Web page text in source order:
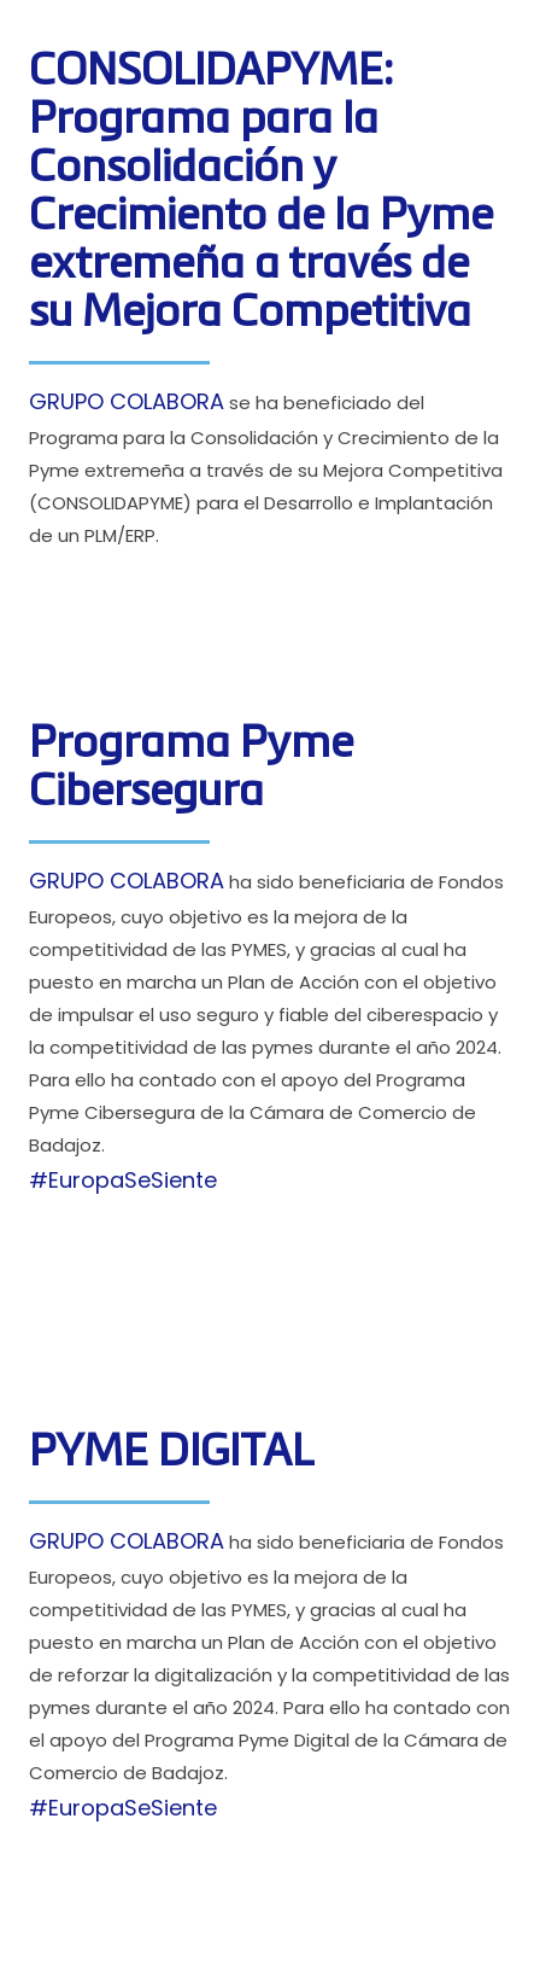
CONSOLIDAPYME:
Programa para la
Consolidación y
Crecimiento de la Pyme
extremeña a través de
su Mejora Competitiva
GRUPO COLABORAse ha beneficiado del
Programa para la Consolidación y Crecimiento de la
Pyme extremeña a través de su Mejora Competitiva
(CONSOLIDAPYME) para el Desarrollo e Implantación
de un PLM/ERP.
Programa Pyme
Cibersegura
GRUPO COLABORAha sido beneficiaria de Fondos
Europeos, cuyo objetivo es la mejora de la
competitividad de las PYMES, y gracias al cual ha
puesto en marcha un Plan de Acción con el objetivo
de impulsar el uso seguro y fiable del ciberespacio y
la competitividad de las pymes durante el año 2024.
Para ello ha contado con el apoyo del Programa
Pyme Cibersegura de la Cámara de Comercio de
Badajoz.
#EuropaSeSiente
PYME DIGITAL
GRUPO COLABORAha sido beneficiaria de Fondos
Europeos, cuyo objetivo es la mejora de la
competitividad de las PYMES, y gracias al cual ha
puesto en marcha un Plan de Acción con el objetivo
de reforzar la digitalización y la competitividad de las
pymes durante el año 2024. Para ello ha contado con
el apoyo del Programa Pyme Digital de la Cámara de
Comercio de Badajoz.
#EuropaSeSiente